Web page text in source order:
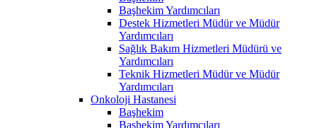
Başhekim Yardımcıları
Destek Hizmetleri Müdür ve Müdür
Yardımcıları
Sağlık Bakım Hizmetleri Müdürü ve
Yardımcıları
Teknik Hizmetleri Müdür ve Müdür
Yardımcıları
Onkoloji Hastanesi
Başhekim
Başhekim Yardımcıları